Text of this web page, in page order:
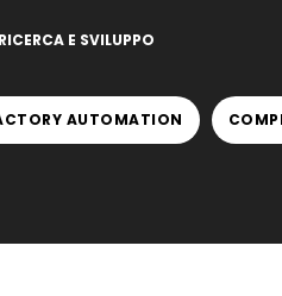
RICERCA E SVILUPPO
AUTOMATION